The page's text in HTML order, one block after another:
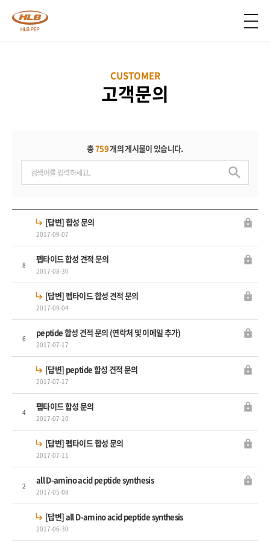
CUSTOMER
고객문의
총759개의 게시물이 있습니다.
[답변] 합성 문의
2017-09-07
8 펩타이드 합성 견적 문의
2017-08-30
[답변] 펩타이드 합성 견적 문의
2017-09-04
6 peptide 합성 견적 문의 (연락처 및 이메일 추가)
2017-07-17
[답변] peptide 합성 견적 문의
2017-07-17
4 펩타이드 합성 문의
2017-07-10
[답변] 펩타이드 합성 문의
2017-07-11
2 all D-amino acid peptide synthesis
2017-05-08
[답변] all D-amino acid peptide synthesis
2017-06-30